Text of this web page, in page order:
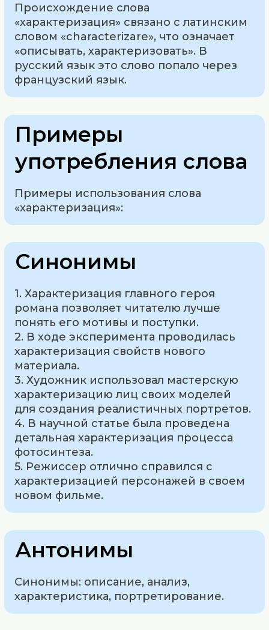
Происхождение слова
«характеризация» связано с латинским
словом «characterizare», что означает
«описывать, характеризовать». В
русский язык это слово попало через
французский язык.
Примеры
употребления слова
Примеры использования слова
«характеризация»:
Синонимы
1. Характеризация главного героя
романа позволяет читателю лучше
понять его мотивы и поступки.
2. В ходе эксперимента проводилась
характеризация свойств нового
материала.
3. Художник использовал мастерскую
характеризацию лиц своих моделей
для создания реалистичных портретов.
4. В научной статье была проведена
детальная характеризация процесса
фотосинтеза.
5. Режиссер отлично справился с
характеризацией персонажей в своем
новом фильме.
Антонимы
Синонимы: описание, анализ,
характеристика, портретирование.